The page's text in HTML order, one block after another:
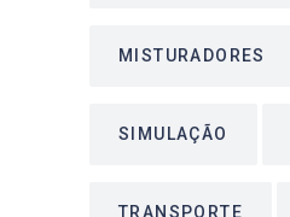
MISTURADORES
SIMULAÇÃO
TRANSPORTE